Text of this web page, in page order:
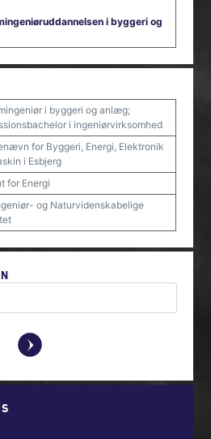
i byggeri og
i byggeri og anlæg;
i ingeniørvirksomhed
for Byggeri, Energi, Elektronik
i Esbjerg
for Energi
og Naturvidenskabelige
y